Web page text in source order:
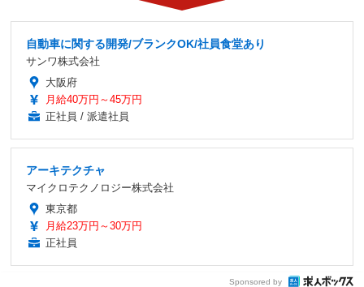
自動車に関する開発/ブランクOK/社員食堂あり
サンワ株式会社
大阪府
月給40万円～45万円
正社員 / 派遣社員
アーキテクチャ
マイクロテクノロジー株式会社
東京都
月給23万円～30万円
正社員
Sponsored by